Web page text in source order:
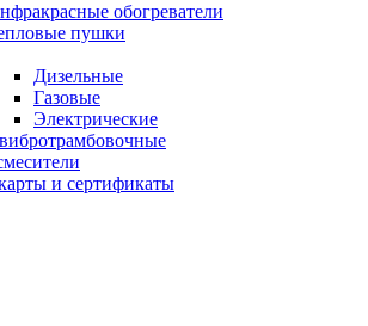
обогреватели
пушки
Дизельные
Газовые
Электрические
и сертификаты